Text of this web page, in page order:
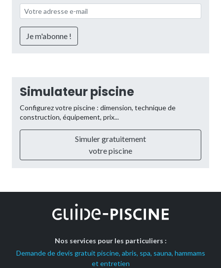
Simulateur piscine
Configurez votre piscine : dimension, technique de
construction, équipement, prix...
Simuler gratuitement
votre piscine
Nos services pour les particuliers :
Demande de devis gratuit piscine, abris, spa, sauna, hammams
et entretien